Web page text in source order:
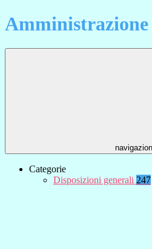
Amministrazione
Categorie
Disposizioni generali 247